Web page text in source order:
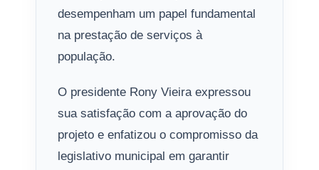
desempenham um papel fundamental
na prestação de serviços à
população.
O presidente Rony Vieira expressou
sua satisfação com a aprovação do
projeto e enfatizou o compromisso da
legislativo municipal em garantir